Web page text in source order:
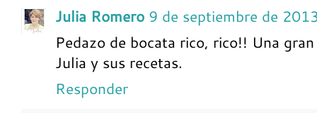
Julia Romero 9 de septiembre de
Pedazo de bocata rico, rico!! Una
Julia y sus recetas.
Responder